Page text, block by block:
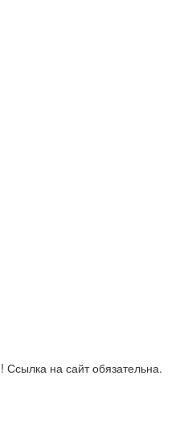
на сайт обязательна.